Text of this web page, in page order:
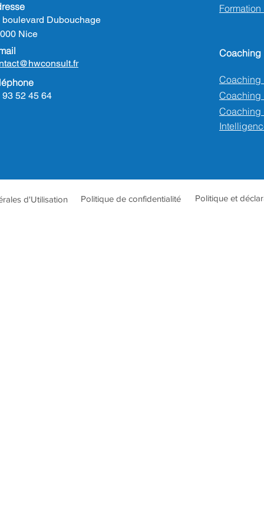
boulevard Dubouchage
Nice
93 52 45 64
Coaching
Coaching
Coaching
d'Utilisation Politique de confidentialité Politique et